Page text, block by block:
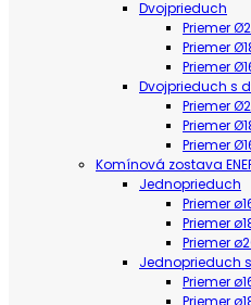
Dvojprieduch
Priemer
Priemer
Priemer
Dvojprieduch s
Priemer
Priemer
Priemer
Komínová zostava
Jednoprieduch
Priemer
Priemer
Priemer
Jednoprieduch
Priemer